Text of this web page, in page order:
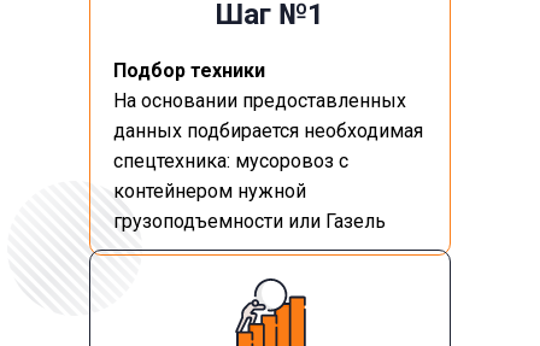
Шаг №1
Подбор техники
На основании предоставленных
данных подбирается необходимая
спецтехника: мусоровоз с
контейнером нужной
грузоподъемности или Газель